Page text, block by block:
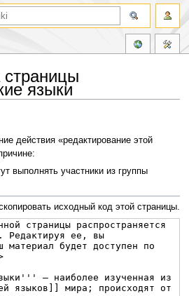
страницы
языки
действия «редактирование этой
выполнять участники из группы
исходный код этой страницы.